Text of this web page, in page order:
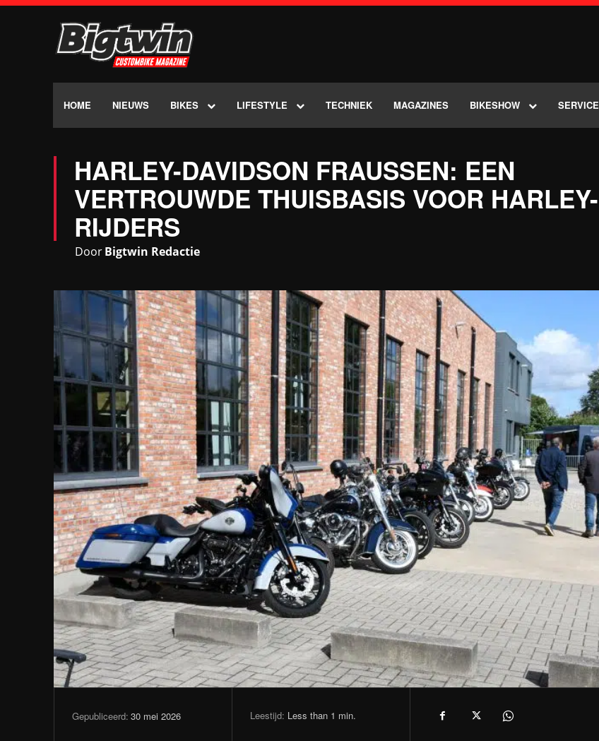
HOME NIEUWS BIKES LIFESTYLE TECHNIEK MAGAZINES BIKESHOW SERVICE
HARLEY-DAVIDSON FRAUSSEN: EEN
VERTROUWDE THUISBASIS VOOR HARLEY-
RIJDERS
DoorBigtwin Redactie
Gepubliceerd: 30 mei 2026 Leestijd: Less than 1 min.